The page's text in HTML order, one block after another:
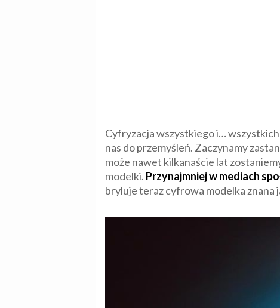
Cyfryzacja wszystkiego i…
nas do przemyśleń. Zaczynamy
może nawet kilkanaście lat
modelki. Przynajmniej w mediach
bryluje teraz cyfrowa modelka znana